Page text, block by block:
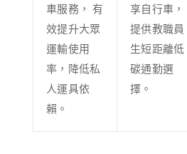
車服務， 有
效提升大眾
運輸使用
率，降低私
人運具依
賴。
享自行車，
提供教職員
生短距離低
碳通勤選
擇。